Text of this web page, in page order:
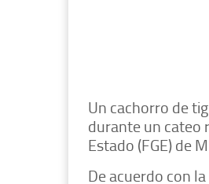
Un cachorro de
durante un cateo
Estado (FGE) de
De acuerdo con